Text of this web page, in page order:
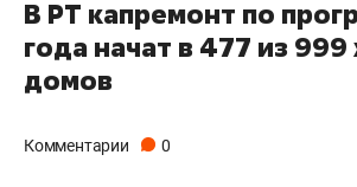
В РТ капремонт по
года начат в 477 из
домов
Комментарии 0